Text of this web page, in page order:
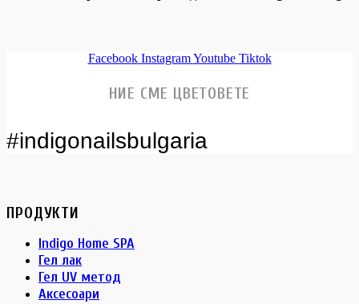
Facebook Instagram Youtube Tiktok
НИЕ СМЕ ЦВЕТОВЕТЕ
#indigonailsbulgaria
ПРОДУКТИ
Indigo Home SPA
Гел лак
Гел UV метод
Аксесоари